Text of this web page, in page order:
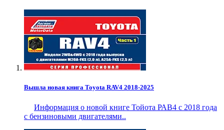
Вышла новая книга Toyota RAV4 2018-2025
Информация о новой книге Тойота РАВ4 с 2018 года
с бензиновыми двигателями..